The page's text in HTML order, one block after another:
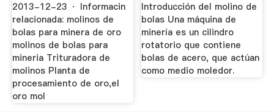
2013-12-23 · Informacin
relacionada: molinos de
bolas para minera de oro
molinos de bolas para
mineria Trituradora de
molinos Planta de
procesamiento de oro,el
oro mol
Introducción del molino de
bolas Una máquina de
minería es un cilindro
rotatorio que contiene
bolas de acero, que actúan
como medio moledor.